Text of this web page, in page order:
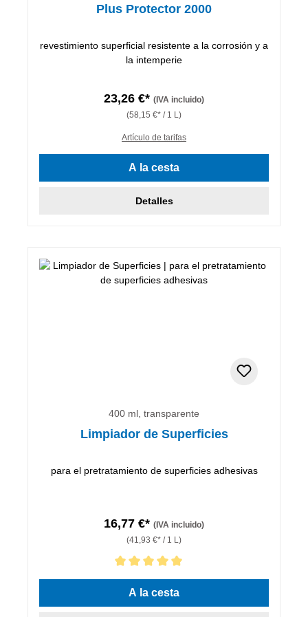
Plus Protector 2000
revestimiento superficial resistente a la corrosión y a
la intemperie
23,26 €* (IVA incluido)
(58,15 €* / 1 L)
Artículo de tarifas
A la cesta
Detalles
400 ml, transparente
Limpiador de Superficies
para el pretratamiento de superficies adhesivas
16,77 €* (IVA incluido)
(41,93 €* / 1 L)
Calificación promedio de 5 de 5 estrellas
A la cesta